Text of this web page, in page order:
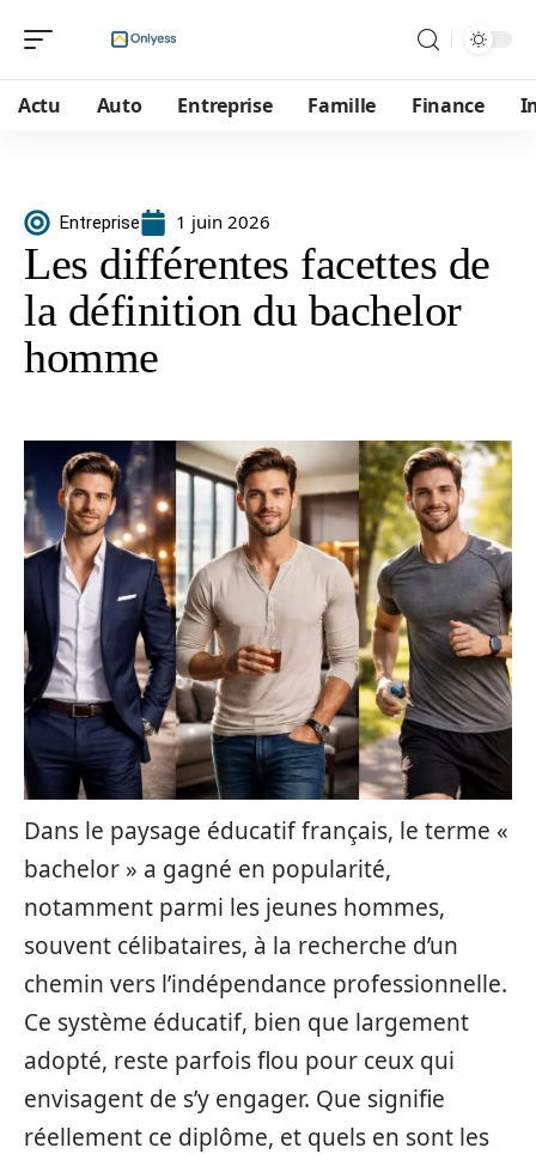
Actu Auto Entreprise Famille Finance
Entreprise 1 juin 2026
Les différentes facettes de
la définition du bachelor
homme
Dans le paysage éducatif français, le terme «
bachelor » a gagné en popularité,
notamment parmi les jeunes hommes,
souvent célibataires, à la recherche d’un
chemin vers l’indépendance professionnelle.
Ce système éducatif, bien que largement
adopté, reste parfois flou pour ceux qui
envisagent de s’y engager. Que signifie
réellement ce diplôme, et quels en sont les